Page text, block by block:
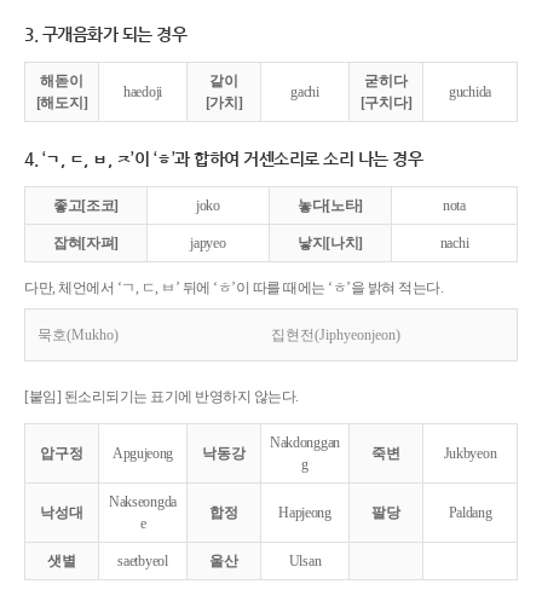
3. 구개음화가 되는 경우
해돋이
[해도지]
haedoji
같이
[가치]
gachi
굳히다
[구치다]
guchida
4. ‘ㄱ, ㄷ, ㅂ, ㅈ’이 ‘ㅎ’과 합하여 거센소리로 소리 나는 경우
좋고[조코] joko 놓다[노타] nota
잡혀[자펴] japyeo 낳지[나치] nachi
다만, 체언에서 ‘ㄱ, ㄷ, ㅂ’ 뒤에 ‘ㅎ’이 따를 때에는 ‘ㅎ’을 밝혀 적는다.
묵호(Mukho) 집현전(Jiphyeonjeon)
[붙임] 된소리되기는 표기에 반영하지 않는다.
압구정 Apgujeong 낙동강
Nakdonggan
g
죽변 Jukbyeon
낙성대
Nakseongda
e
합정 Hapjeong 팔당 Paldang
샛별 saetbyeol 울산 Ulsan